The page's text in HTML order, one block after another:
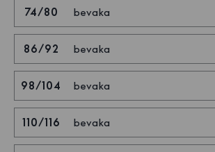
74/80 bevaka
86/92 bevaka
98/104 bevaka
110/116 bevaka